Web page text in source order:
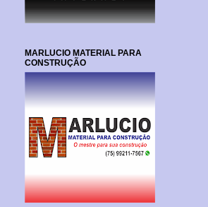
MARLUCIO MATERIAL PARA
CONSTRUÇÃO